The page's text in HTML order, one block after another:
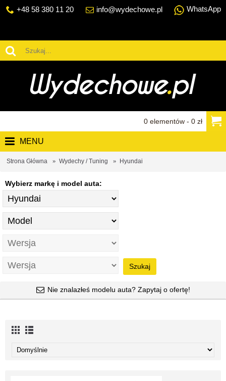
+48 58 380 11 20 info@wydechowe.pl WhatsApp
0 elementów - 0 zł
MENU
Strona Główna Wydechy / Tuning Hyundai
Wybierz markę i model auta:
Szukaj
Nie znalazłeś modelu auta? Zapytaj o ofertę!